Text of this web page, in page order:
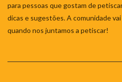
para pessoas que gostam de
dicas e sugestões. A comunidade
quando nos juntamos a petiscar!